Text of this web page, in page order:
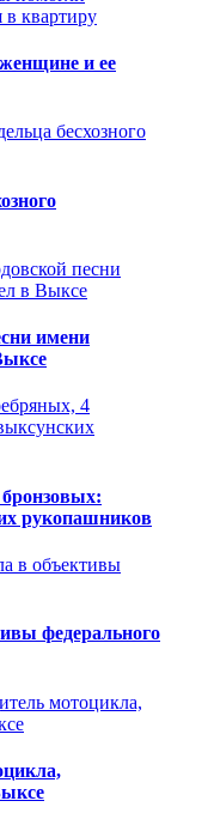
и ее
имени
рукопашников
федерального